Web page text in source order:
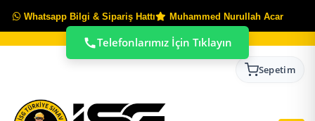
Whatsapp Bilgi & Sipariş Hattı Muhammed Nurullah Acar
Sepetim
Telefonlarımız İçin Tıklayın